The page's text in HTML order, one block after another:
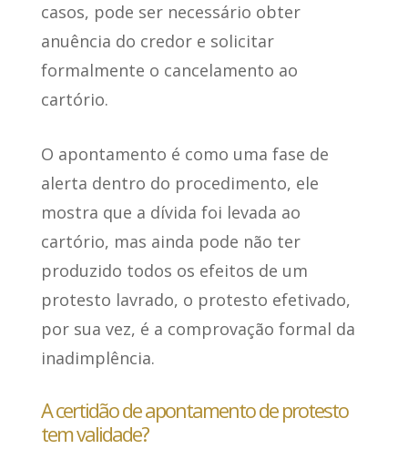
casos, pode ser necessário obter
anuência do credor e solicitar
formalmente o cancelamento ao
cartório.
O apontamento é como uma fase de
alerta dentro do procedimento, ele
mostra que a dívida foi levada ao
cartório, mas ainda pode não ter
produzido todos os efeitos de um
protesto lavrado, o protesto efetivado,
por sua vez, é a comprovação formal da
inadimplência.
A certidão de apontamento de protesto
tem validade?